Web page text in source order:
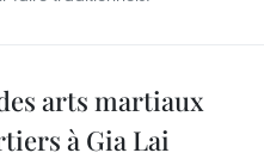
arts martiaux
à Gia Lai